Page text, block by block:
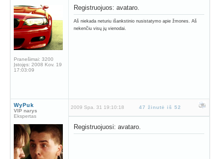
Pranešimai: 3200
Įstojęs: 2008 Kov. 19
17:03:09
Registruojuos: avataro.
Aš niekada neturiu išankstinio nusistatymo apie žmones. Aš
nekenčiu visų jų vienodai.
WyPuk
VIP narys
Ekspertas
2009 Spa. 31 19:10:18 47 žinutė iš 52
Registruojuosi: avataro.